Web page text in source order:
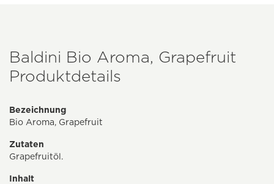
Baldini Bio Aroma, Grapefruit
Produktdetails
Bezeichnung
Bio Aroma, Grapefruit
Zutaten
Grapefruitöl.
Inhalt